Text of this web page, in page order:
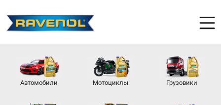
Автомобили Мотоциклы Грузовики